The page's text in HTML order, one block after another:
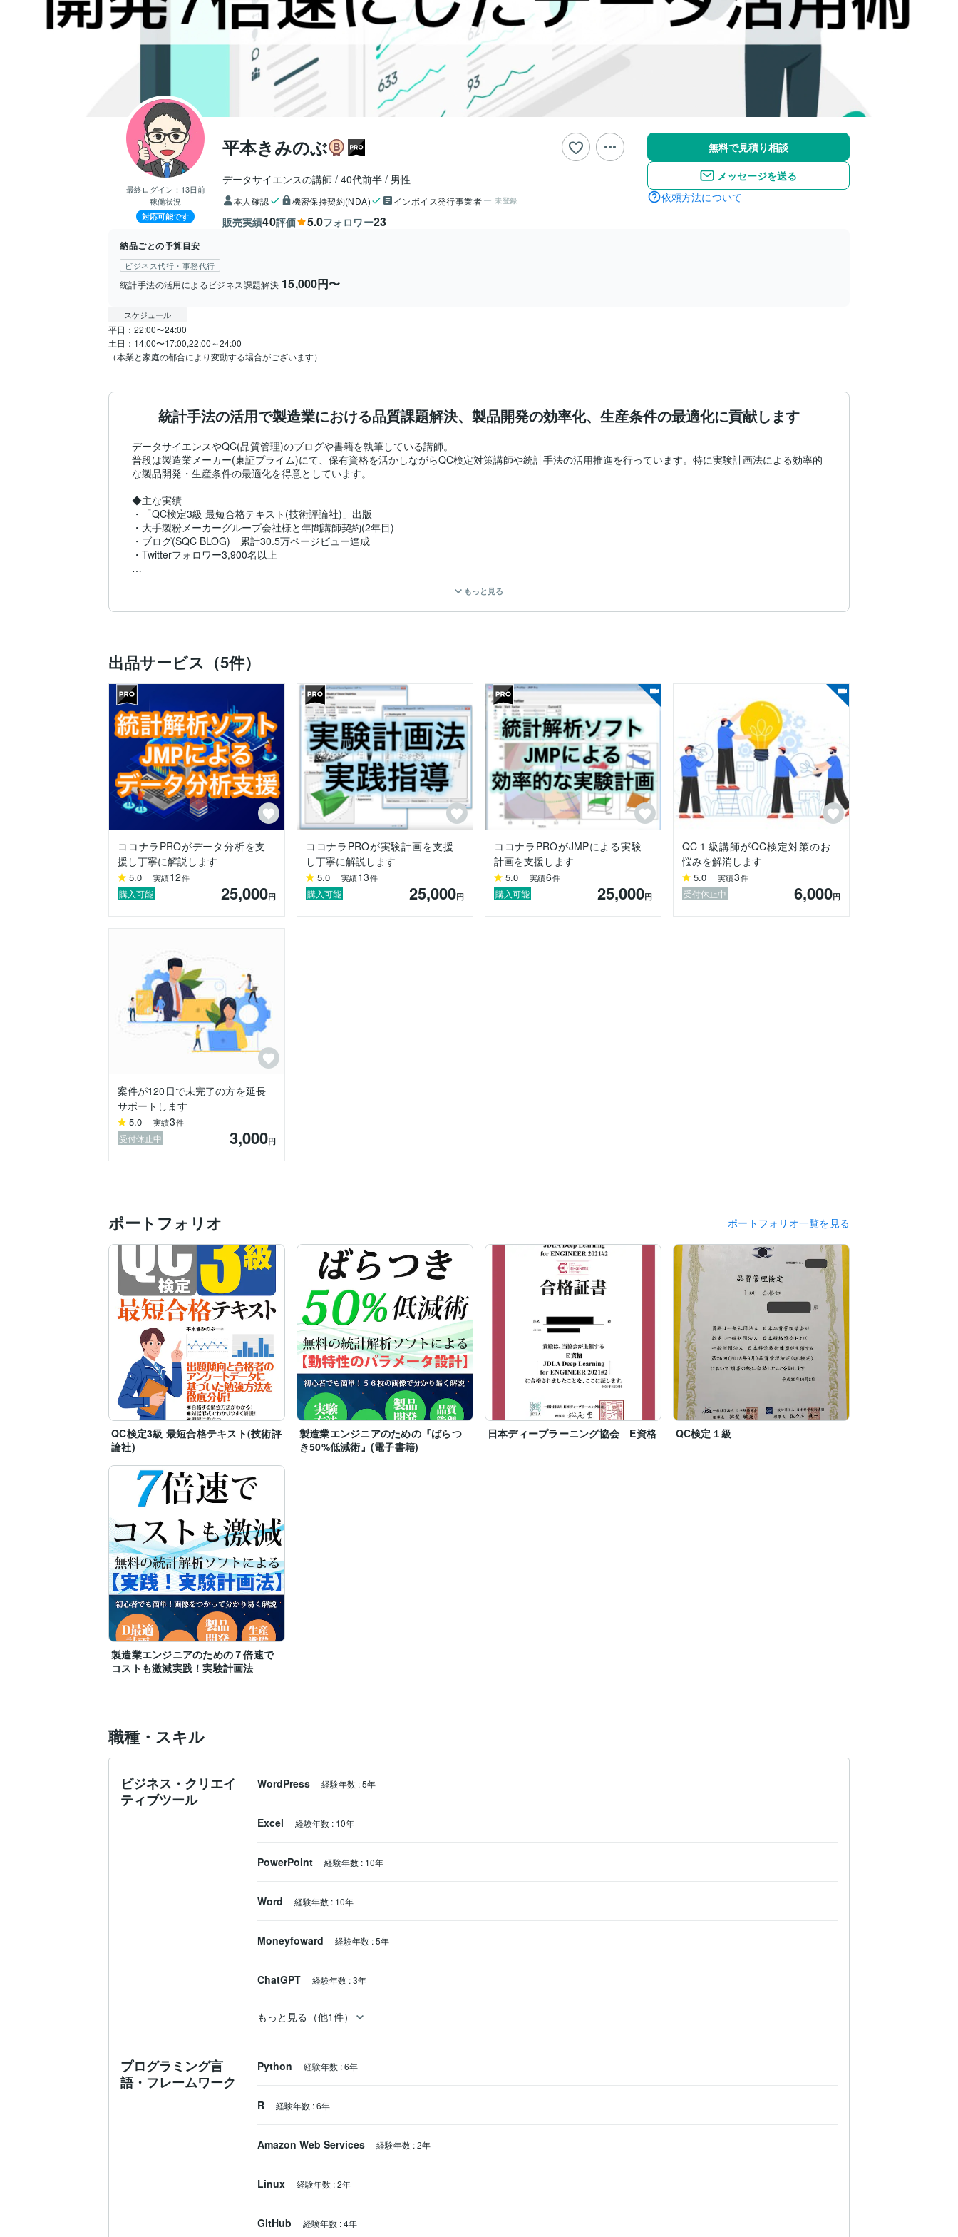
最終ログイン： 13日前
稼働状況
対応可能です
平本きみのぶ
データサイエンスの講師 40代前半 男性
本人確認 機密保持契約(NDA) インボイス発行事業者 未登録
販売実績40評価 5.0フォロワー23
無料で見積り相談
メッセージを送る
依頼方法について
納品ごとの予算目安
ビジネス代行・事務代行
統計手法の活用によるビジネス課題解決 15,000円〜
スケジュール
平日：22:00〜24:00
土日：14:00〜17:00,22:00～24:00
（本業と家庭の都合により変動する場合がございます）
統計手法の活用で製造業における品質課題解決、製品開発の効率化、生産条件の最適化に貢献します
データサイエンスやQC(品質管理)のブログや書籍を執筆している講師。
普段は製造業メーカー(東証プライム)にて、保有資格を活かしながらQC検定対策講師や統計手法の活用推進を行っています。特に実験計画法による効率的
な製品開発・生産条件の最適化を得意としています。
◆主な実績
・「QC検定3級 最短合格テキスト(技術評論社)」出版
・大手製粉メーカーグループ会社様と年間講師契約(2年目)
・ブログ(SQC BLOG)　累計30.5万ページビュー達成
・Twitterフォロワー3,900名以上
・日本ディープラーニング協会　E資格　G検定
実務に合わせたアドバイスと統計手法の最新知識、デジタル活用(ブログ、SNS、解析ツール)で課題を解決します。
ご相談に来られる方達は、
✔自分の時間を大切にしながら効率よく仕事がしたい…
✔繰り返す品質不具合対応から抜け出したい…
✔勘や経験任せの製品開発から脱却したい…
✔すぐ実務に役立つ知識を身に着けたい…
このようなお悩みを抱えています。
統計的品質管理(SQC)の中でも特に実験計画法は、効率良くデータを集め、データに基づく最適な製品設計・生産条件を設定し、品質を安定化させるため
に欠かせないものです。
しかし、これまで実験計画法の研修を受けてきたけど、
「計算式が難しくて理解できない」
「使っていない間に忘れてしまった」
「周りに使っている人・相談できる人がいない」
このような問題があるため、なかなか実践できない…
そんなお声もよく聞きます。
統計手法を活用しあなたの課題解決、業務効率化に貢献いたします。
ぜひお気軽にお問い合わせください。
もっと見る
出品サービス（5件）
ココナラPROがデータ分析を支
援し丁寧に解説します
5.0 実績12件
購入可能 25,000円
ココナラPROが実験計画を支援
し丁寧に解説します
5.0 実績13件
購入可能 25,000円
ココナラPROがJMPによる実験
計画を支援します
5.0 実績6件
購入可能 25,000円
QC１級講師がQC検定対策のお
悩みを解消します
5.0 実績3件
受付休止中 6,000円
案件が120日で未完了の方を延長
サポートします
5.0 実績3件
受付休止中 3,000円
ポートフォリオ ポートフォリオ一覧を見る
QC検定3級 最短合格テキスト(技術評
論社)
製造業エンジニアのための『ばらつ
き50%低減術』(電子書籍)
日本ディープラーニング協会 E資格 QC検定１級
製造業エンジニアのための７倍速で
コストも激減実践！実験計画法
職種・スキル
ビジネス・クリエイ
ティブツール
WordPress 経験年数 :5年
Excel 経験年数 : 10年
PowerPoint 経験年数 : 10年
Word 経験年数 : 10年
Moneyfoward 経験年数 :5年
ChatGPT 経験年数 :3年
もっと見る（他1件）
プログラミング言
語・フレームワーク
Python 経験年数 :6年
R 経験年数 :6年
Amazon Web Services 経験年数 :2年
Linux 経験年数 :2年
GitHub 経験年数 :4年